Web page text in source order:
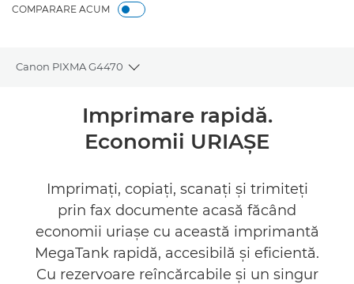
COMPARARE ACUM
Canon PIXMA G4470
Toggle breadcrumbs
Prezentare generală
Asistenţă
CUMPĂRAŢI CERNEALĂ
Imprimare rapidă.
Economii URIAŞE
Imprimaţi, copiaţi, scanaţi şi trimiteţi
prin fax documente acasă făcând
economii uriaşe cu această imprimantă
MegaTank rapidă, accesibilă şi eficientă.
Cu rezervoare reîncărcabile şi un singur